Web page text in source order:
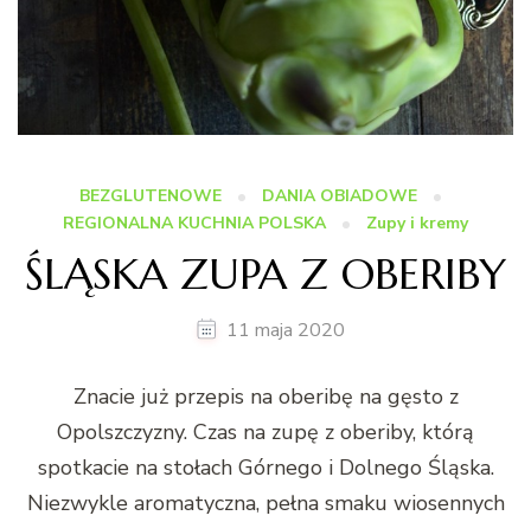
BEZGLUTENOWE
DANIA OBIADOWE
REGIONALNA KUCHNIA POLSKA
Zupy i kremy
ŚLĄSKA ZUPA Z OBERIBY
11 maja 2020
Znacie już przepis na oberibę na gęsto z
Opolszczyzny. Czas na zupę z oberiby, którą
spotkacie na stołach Górnego i Dolnego Śląska.
Niezwykle aromatyczna, pełna smaku wiosennych